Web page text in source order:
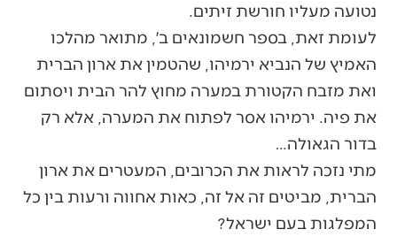
נטועה מעליו חורשת זיתים.
לעומת זאת, בספר חשמונאים ב׳, מתואר מהלכו
האמיץ של הנביא ירמיהו, שהטמין את ארון הברית
ואת מזבח הקטורת במערה מחוץ להר הבית ויסתום
את פיה. ירמיהו אסר לפתוח את המערה, אלא רק
בדור הגאולה…
מתי נזכה לראות את הכרובים, המעטרים את ארון
הברית, מביטים זה אל זה, כאות אחווה ורעות בין כל
המפלגות בעם ישראל?